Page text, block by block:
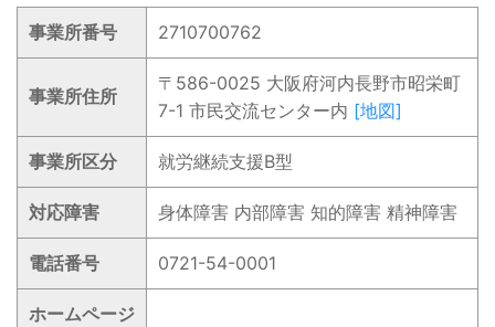
事業所番号 2710700762
事業所住所
〒586-0025 大阪府河内長野市昭栄町
7-1 市民交流センター内 [地図]
事業所区分 就労継続支援B型
対応障害 身体障害 内部障害 知的障害 精神障害
電話番号 0721-54-0001
ホームページ